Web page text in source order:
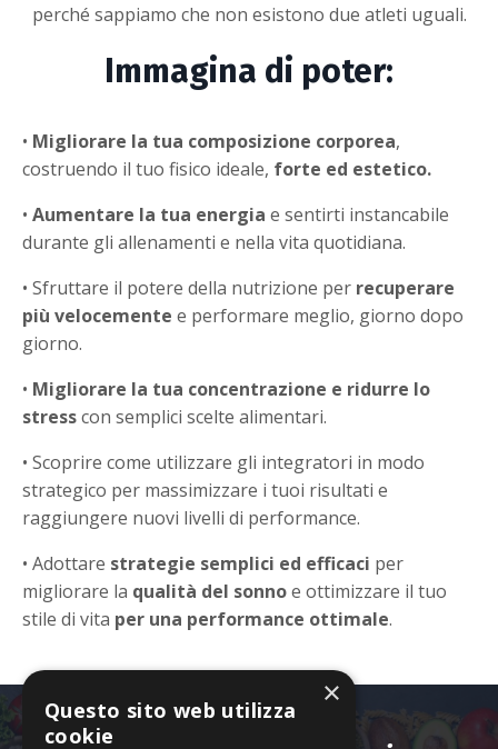
perché sappiamo che non esistono due atleti uguali.
Immagina di poter:
• Migliorare la tua composizione corporea,
costruendo il tuo fisico ideale, forte ed estetico.
• Aumentare la tua energia e sentirti instancabile
durante gli allenamenti e nella vita quotidiana.
• Sfruttare il potere della nutrizione per recuperare
più velocemente e performare meglio, giorno dopo
giorno.
• Migliorare la tua concentrazione e ridurre lo
stresscon semplici scelte alimentari.
• Scoprire come utilizzare gli integratori in modo
strategico per massimizzare i tuoi risultati e
raggiungere nuovi livelli di performance.
• Adottare strategie semplici ed efficaci per
migliorare la qualità del sonnoe ottimizzare il tuo
stile di vita per una performance ottimale.
×
Questo sito web utilizza
cookie